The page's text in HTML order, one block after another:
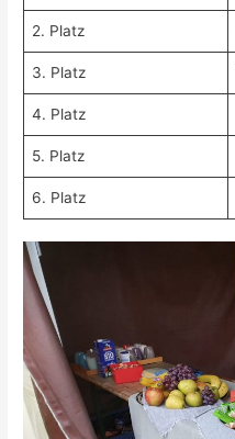
2. Platz
3. Platz
4. Platz
5. Platz
6. Platz